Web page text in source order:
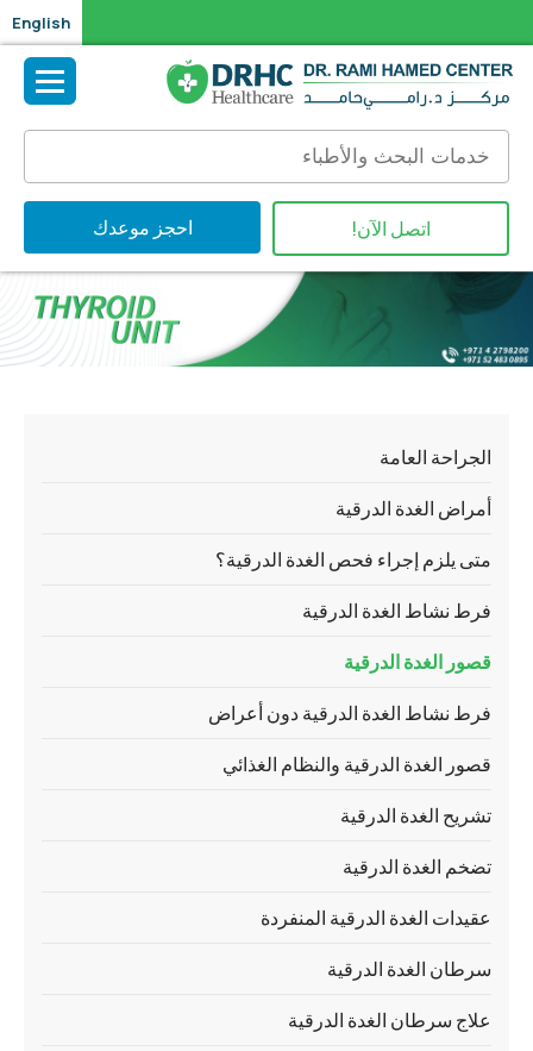
English
احجز موعدك اتصل الآن!
الجراحة العامة
أمراض الغدة الدرقية
متى يلزم إجراء فحص الغدة الدرقية؟
فرط نشاط الغدة الدرقية
قصور الغدة الدرقية
فرط نشاط الغدة الدرقية دون أعراض
قصور الغدة الدرقية والنظام الغذائي
تشريح الغدة الدرقية
تضخم الغدة الدرقية
عقيدات الغدة الدرقية المنفردة
سرطان الغدة الدرقية
علاج سرطان الغدة الدرقية